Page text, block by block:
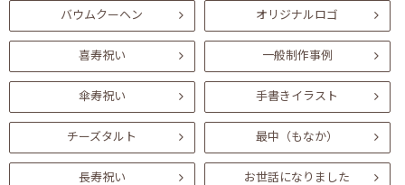
バウムクーヘン オリジナルロゴ
喜寿祝い 一般制作事例
傘寿祝い 手書きイラスト
チーズタルト 最中（もなか）
長寿祝い お世話になりました